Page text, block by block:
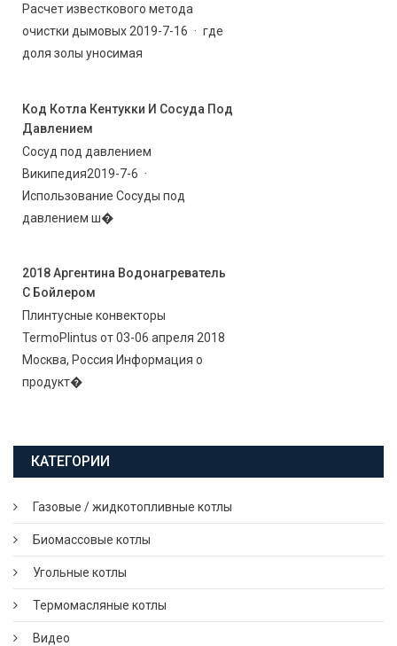
Расчет известкового метода
очистки дымовых 2019-7-16 · где
доля золы уносимая
Код Котла Кентукки И Сосуда Под
Давлением
Сосуд под давлением
Википедия2019-7-6 ·
Использование Сосуды под
давлением ш�
2018 Аргентина Водонагреватель
С Бойлером
Плинтусные конвекторы
TermoPlintus от 03-06 апреля 2018
Москва, Россия Информация о
продукт�
КАТЕГОРИИ
Газовые / жидкотопливные котлы
Биомассовые котлы
Угольные котлы
Термомасляные котлы
Видео